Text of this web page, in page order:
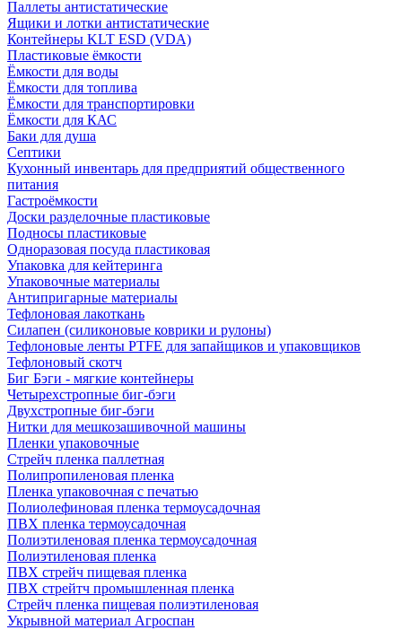
Паллеты антистатические
Ящики и лотки антистатические
Контейнеры KLT ESD (VDA)
Пластиковые ёмкости
Ёмкости для воды
Ёмкости для топлива
Ёмкости для транспортировки
Ёмкости для КАС
Баки для душа
Септики
Кухонный инвентарь для предприятий общественного
питания
Гастроёмкости
Доски разделочные пластиковые
Подносы пластиковые
Одноразовая посуда пластиковая
Упаковка для кейтеринга
Упаковочные материалы
Антипригарные материалы
Тефлоновая лакоткань
Силапен (силиконовые коврики и рулоны)
Тефлоновые ленты PTFE для запайщиков и упаковщиков
Тефлоновый скотч
Биг Бэги - мягкие контейнеры
Четырехстропные биг-бэги
Двухстропные биг-бэги
Нитки для мешкозашивочной машины
Пленки упаковочные
Стрейч пленка паллетная
Полипропиленовая пленка
Пленка упаковочная с печатью
Полиолефиновая пленка термоусадочная
ПВХ пленка термоусадочная
Полиэтиленовая пленка термоусадочная
Полиэтиленовая пленка
ПВХ стрейч пищевая пленка
ПВХ стрейтч промышленная пленка
Стрейч пленка пищевая полиэтиленовая
Укрывной материал Агроспан